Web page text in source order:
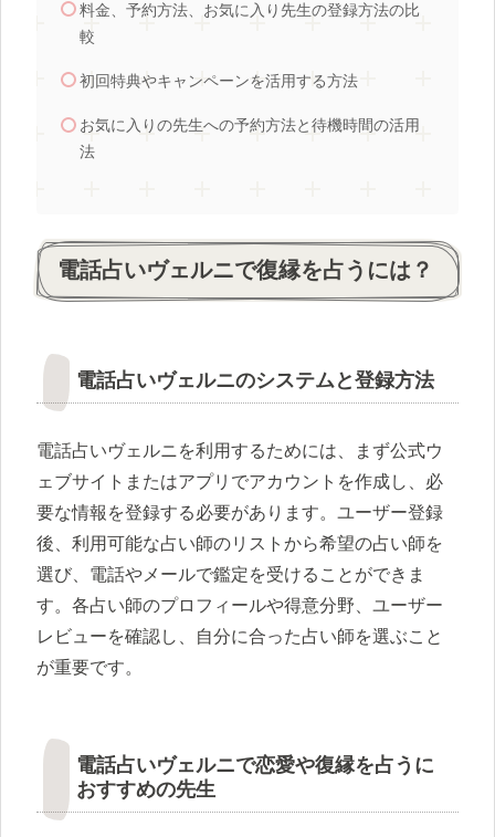
料金、予約方法、お気に入り先生の登録方法の比
較
初回特典やキャンペーンを活用する方法
お気に入りの先生への予約方法と待機時間の活用
法
電話占いヴェルニで復縁を占うには？
電話占いヴェルニのシステムと登録方法
電話占いヴェルニを利用するためには、まず公式ウ
ェブサイトまたはアプリでアカウントを作成し、必
要な情報を登録する必要があります。ユーザー登録
後、利用可能な占い師のリストから希望の占い師を
選び、電話やメールで鑑定を受けることができま
す。各占い師のプロフィールや得意分野、ユーザー
レビューを確認し、自分に合った占い師を選ぶこと
が重要です。
電話占いヴェルニで恋愛や復縁を占うに
おすすめの先生